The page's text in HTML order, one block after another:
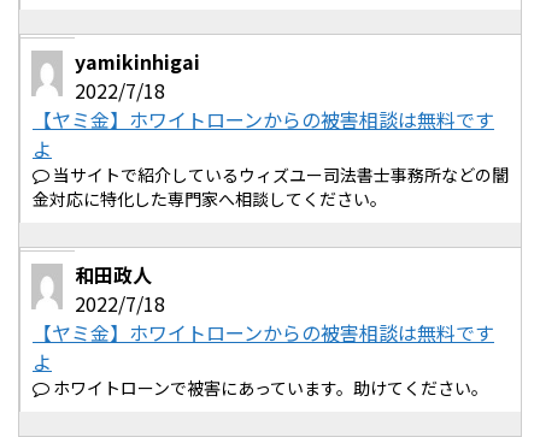
yamikinhigai
2022/7/18
【ヤミ金】ホワイトローンからの被害相談は無料です
よ
当サイトで紹介しているウィズユー司法書士事務所などの闇
金対応に特化した専門家へ相談してください。
和田政人
2022/7/18
【ヤミ金】ホワイトローンからの被害相談は無料です
よ
ホワイトローンで被害にあっています。助けてください。